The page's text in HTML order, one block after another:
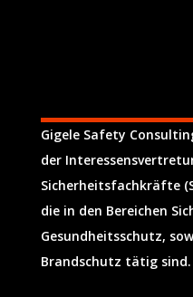
Gigele Safety
der
Sicherheitsfachkräfte
die in den Bereichen
Gesundheitsschutz,
Brandschutz tätig sind.